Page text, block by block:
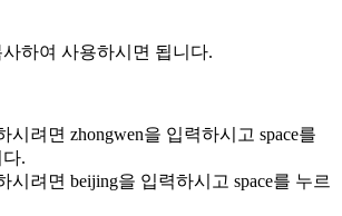
하여 사용하시면 됩니다.
시려면 zhongwen을 입력하시고 space를
.
시려면 beijing을 입력하시고 space를 누르